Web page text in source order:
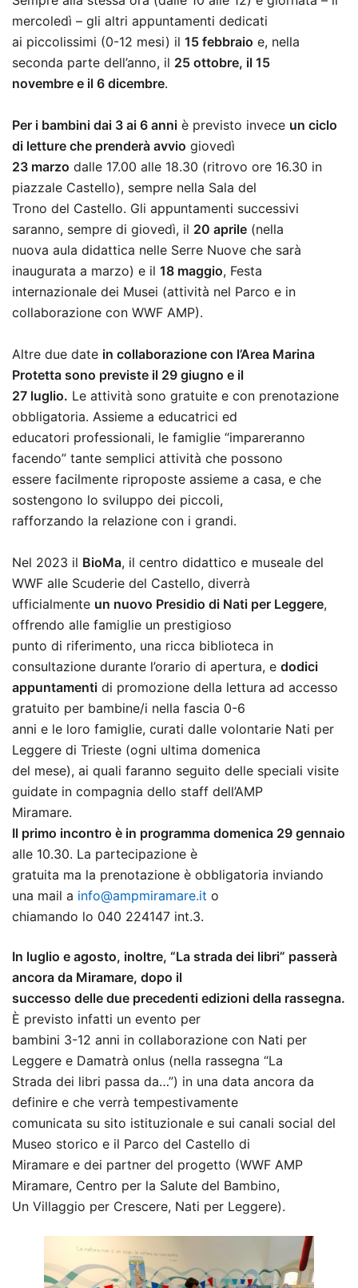
mercoledì – gli altri appuntamenti dedicati
ai piccolissimi (0-12 mesi) il 15 febbraio e, nella
seconda parte dell’anno, il 25 ottobre, il 15
novembre e il 6 dicembre.
Per i bambini dai 3 ai 6 anni è previsto invece un ciclo
di letture che prenderà avvio giovedì
23 marzo dalle 17.00 alle 18.30 (ritrovo ore 16.30 in
piazzale Castello), sempre nella Sala del
Trono del Castello. Gli appuntamenti successivi
saranno, sempre di giovedì, il 20 aprile (nella
nuova aula didattica nelle Serre Nuove che sarà
inaugurata a marzo) e il 18 maggio, Festa
internazionale dei Musei (attività nel Parco e in
collaborazione con WWF AMP).
Altre due date in collaborazione con l’Area Marina
Protetta sono previste il 29 giugno e il
27 luglio. Le attività sono gratuite e con prenotazione
obbligatoria. Assieme a educatrici ed
educatori professionali, le famiglie “impareranno
facendo” tante semplici attività che possono
essere facilmente riproposte assieme a casa, e che
sostengono lo sviluppo dei piccoli,
rafforzando la relazione con i grandi.
Nel 2023 il BioMa, il centro didattico e museale del
WWF alle Scuderie del Castello, diverrà
ufficialmente un nuovo Presidio di Nati per Leggere,
offrendo alle famiglie un prestigioso
punto di riferimento, una ricca biblioteca in
consultazione durante l’orario di apertura, e dodici
appuntamenti di promozione della lettura ad accesso
gratuito per bambine/i nella fascia 0-6
anni e le loro famiglie, curati dalle volontarie Nati per
Leggere di Trieste (ogni ultima domenica
del mese), ai quali faranno seguito delle speciali visite
guidate in compagnia dello staff dell’AMP
Miramare.
Il primo incontro è in programma domenica 29 gennaio
alle 10.30. La partecipazione è
gratuita ma la prenotazione è obbligatoria inviando
una mail a info@ampmiramare.it o
chiamando lo 040 224147 int.3.
In luglio e agosto, inoltre, “La strada dei libri” passerà
ancora da Miramare, dopo il
successo delle due precedenti edizioni della rassegna.
È previsto infatti un evento per
bambini 3-12 anni in collaborazione con Nati per
Leggere e Damatrà onlus (nella rassegna “La
Strada dei libri passa da…”) in una data ancora da
definire e che verrà tempestivamente
comunicata su sito istituzionale e sui canali social del
Museo storico e il Parco del Castello di
Miramare e dei partner del progetto (WWF AMP
Miramare, Centro per la Salute del Bambino,
Un Villaggio per Crescere, Nati per Leggere).